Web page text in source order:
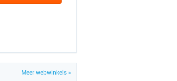
Meer webwinkels »